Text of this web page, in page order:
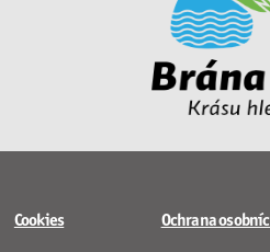
Cookies Ochrana